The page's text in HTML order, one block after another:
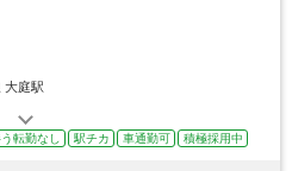
大庭駅
転勤なし 駅チカ 車通勤可 積極採用中